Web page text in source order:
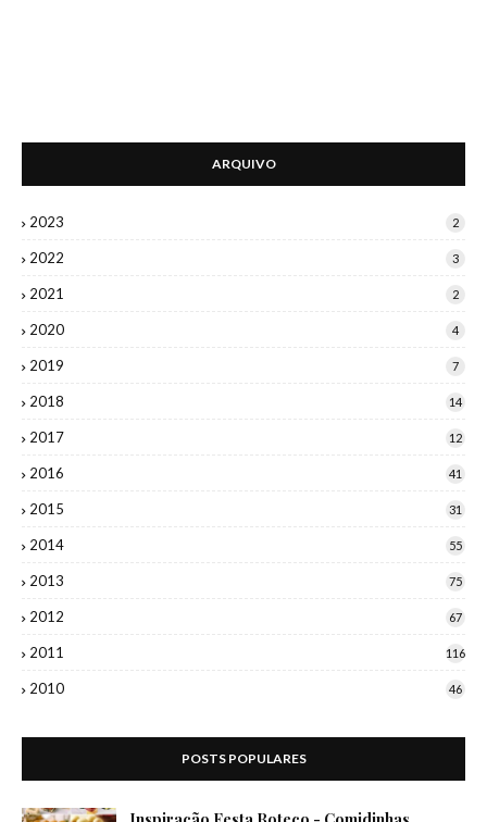
ARQUIVO
2023 2
2022 3
2021 2
2020 4
2019 7
2018 14
2017 12
2016 41
2015 31
2014 55
2013 75
2012 67
2011 116
2010 46
POSTS POPULARES